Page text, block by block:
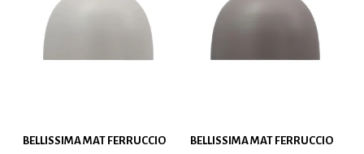
BELLISSIMA MAT FERRUCCIO
BELLISSIMA MAT FERRUCCIO